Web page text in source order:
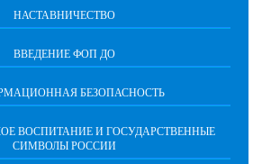
НАСТАВНИЧЕСТВО
ВВЕДЕНИЕ ФОП ДО
БЕЗОПАСНОСТЬ
ВОСПИТАНИЕ И ГОСУДАРСТВЕННЫЕ
СИМВОЛЫ РОССИИ